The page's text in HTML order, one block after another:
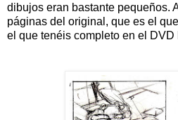
dibujos eran bastante pequeños.
páginas del original, que es el
el que tenéis completo en el